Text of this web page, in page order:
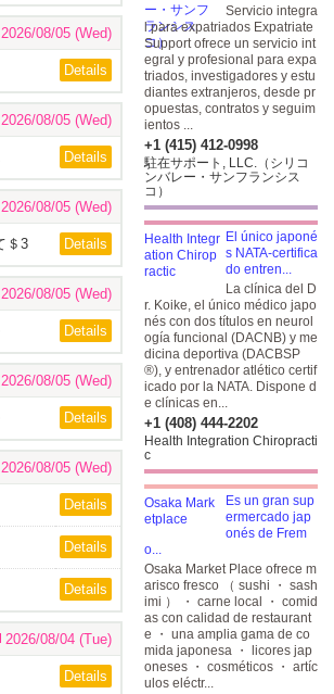
2026/08/05 (Wed)
Details
2026/08/05 (Wed)
Details
2026/08/05 (Wed)
＄3 Details
2026/08/05 (Wed)
Details
2026/08/05 (Wed)
Details
2026/08/05 (Wed)
Details
Details
Details
2026/08/04 (Tue)
Details
Servicio integra
l para expatriados Expatriate
Support ofrece un servicio int
egral y profesional para expa
triados, investigadores y estu
diantes extranjeros, desde pr
opuestas, contratos y seguim
ientos ...
+1 (415) 412-0998
駐在サポート, LLC.（シリコ
ンバレー・サンフランシス
コ）
El único japoné
s NATA-certifica
do entren...
La clínica del D
r. Koike, el único médico japo
nés con dos títulos en neurol
ogía funcional (DACNB) y me
dicina deportiva (DACBSP
®), y entrenador atlético certif
icado por la NATA. Dispone d
e clínicas en...
+1 (408) 444-2202
Health Integration Chiropracti
c
Es un gran sup
ermercado jap
onés de Frem
o...
Osaka Market Place ofrece m
arisco fresco （ sushi ・ sash
imi ） ・ carne local ・ comid
as con calidad de restaurant
e ・ una amplia gama de co
mida japonesa ・ licores jap
oneses ・ cosméticos ・ artíc
ulos eléctr...